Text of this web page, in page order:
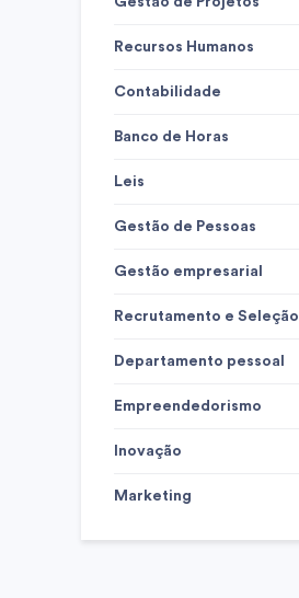
Recursos Humanos
Contabilidade
Banco de Horas
Leis
Gestão de Pessoas
Gestão empresarial
Recrutamento e Seleção
Departamento pessoal
Empreendedorismo
Inovação
Marketing